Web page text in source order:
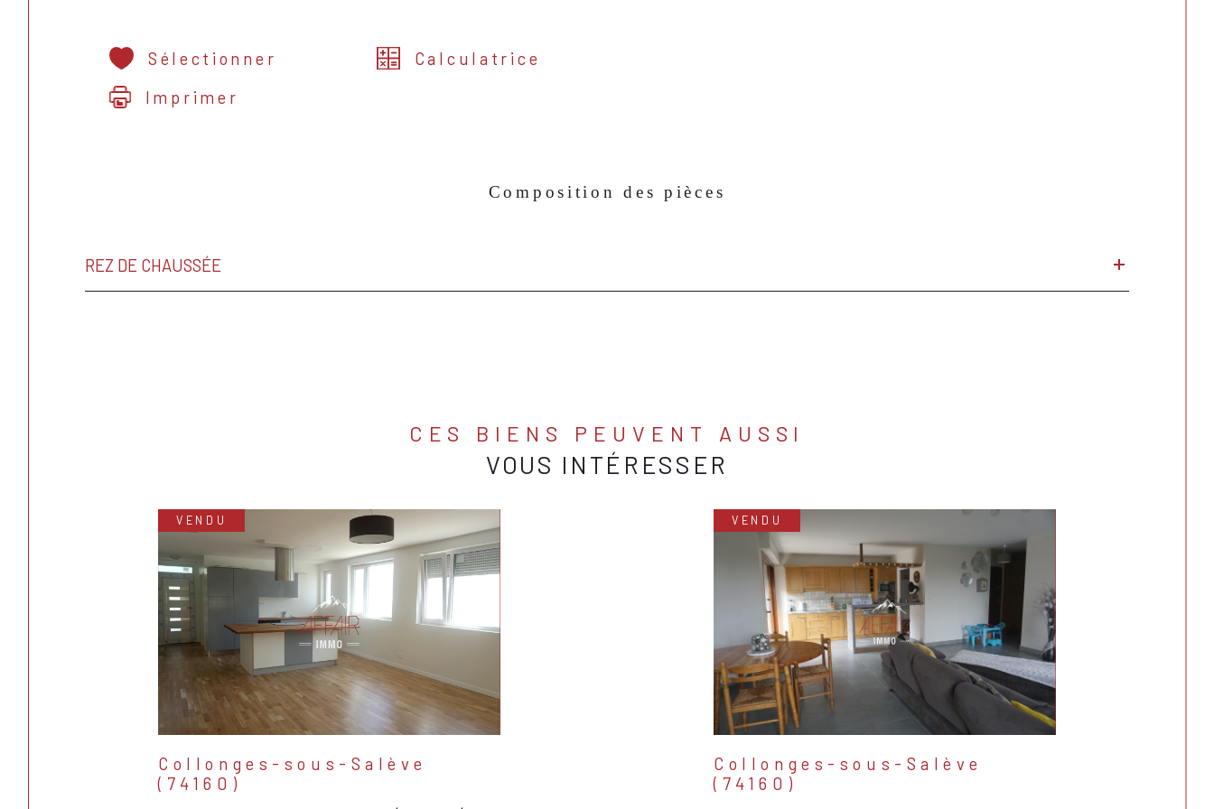
Sélectionner
Calculatrice
Imprimer
Composition des pièces
REZ DE CHAUSSÉE
CES BIENS PEUVENT AUSSI
VOUS INTÉRESSER
VENDU
Collonges-sous-Salève
(74160)
VENDU
Collonges-sous-Salève
(74160)